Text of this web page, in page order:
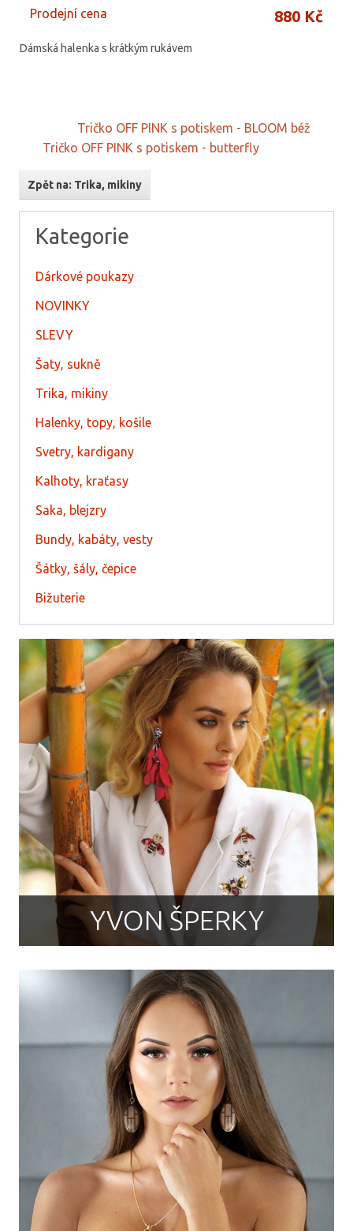
Prodejní cena 880 Kč
Dámská halenka s krátkým rukávem
Tričko OFF PINK s potiskem - BLOOM béž
Tričko OFF PINK s potiskem - butterfly
Zpět na: Trika, mikiny
Kategorie
Dárkové poukazy
NOVINKY
SLEVY
Šaty, sukně
Trika, mikiny
Halenky, topy, košile
Svetry, kardigany
Kalhoty, kraťasy
Saka, blejzry
Bundy, kabáty, vesty
Šátky, šály, čepice
Bižuterie
YVON ŠPERKY